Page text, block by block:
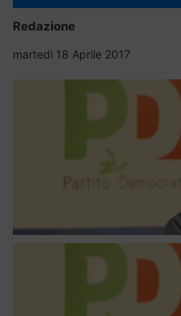
Redazione
martedì 18 Aprile 2017